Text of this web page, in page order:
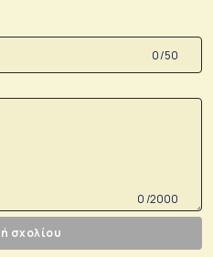
0 /50
0 /2000
σχολίου